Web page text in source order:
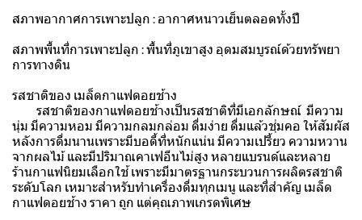
สภาพอากาศการเพาะปลูก : อากาศหนาวเย็นตลอดทั้งปี
สภาพพื้นที่การเพาะปลูก : พื้นที่ภูเขาสูง อุดมสมบูรณ์ด้วยทรัพยา
การทางดิน
รสชาติของ เมล็ดกาแฟดอยช้าง
รสชาติของกาแฟดอยช้างเป็นรสชาติที่มีเอกลักษณ์ มีความ
นุ่ม มีความหอม มีความกลมกล่อม ดื่มง่าย ดื่มแล้วชุ่มคอ ให้สัมผัส
หลังการดื่มนานเพราะมีบอดี้ที่หนักแน่น มีความเปรี้ยว ความหวาน
จากผลไม้ และมีปริมาณคาเฟอีนไม่สูง หลายแบรนด์และหลาย
ร้านกาแฟนิยมเลือกใช้ เพราะมีมาตรฐานกระบวนการผลิตรสชาติ
ระดับโลก เหมาะสำหรับทำเครื่องดื่มทุกเมนู และที่สำคัญ เมล็ด
กาแฟดอยช้าง ราคา ถูก แต่คุณภาพเกรดพิเศษ